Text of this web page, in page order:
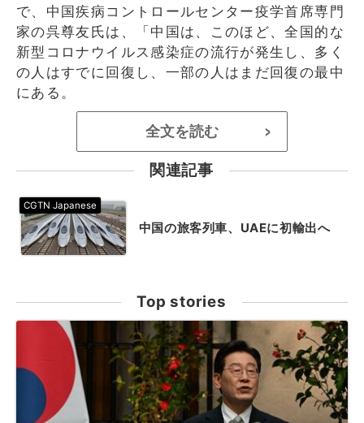
で、中国疾病コントロールセンター疫学首席専門
家の呉尊友氏は、「中国は、このほど、全国的な
新型コロナウイルス感染症の流行が発生し、多く
の人はすでに回復し、一部の人はまだ回復の最中
にある。
全文を読む >
関連記事
中国の旅客列車、UAEに初輸出へ
Top stories